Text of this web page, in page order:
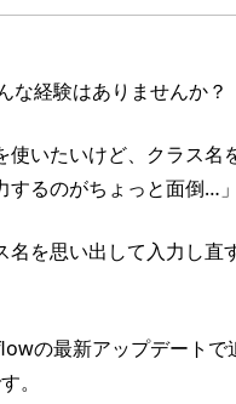
経験はありませんか？
使いたいけど、クラス名
するのがちょっと面倒…」
を思い出して入力し
の最新アップデート
。